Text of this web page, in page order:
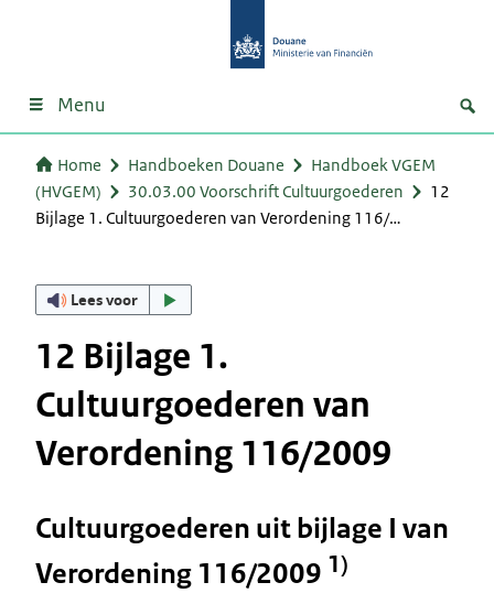
Menu
Home Handboeken Douane
Handboek VGEM
(HVGEM)
30.03.00 Voorschrift Cultuurgoederen
12
Bijlage 1. Cultuurgoederen van Verordening 116/…
Lees voor
12 Bijlage 1.
Cultuurgoederen van
Verordening 116/2009
Cultuurgoederen uit bijlage I van
Verordening 116/2009 1)